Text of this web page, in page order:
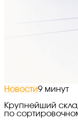
Новости9 минут
Крупнейший
по